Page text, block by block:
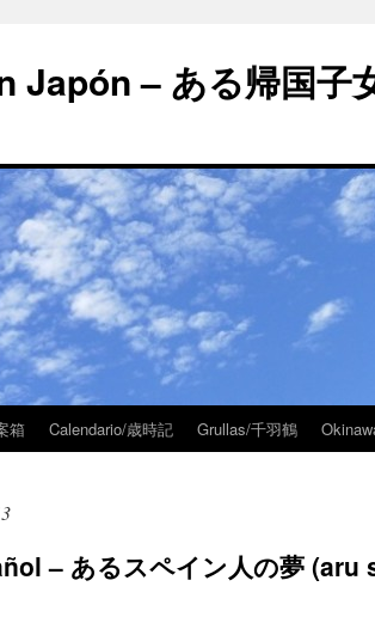
Japón – ある帰国子
箱 Calendario/歳時記 Grullas/千羽鶴
– あるスペイン人の夢 (aru